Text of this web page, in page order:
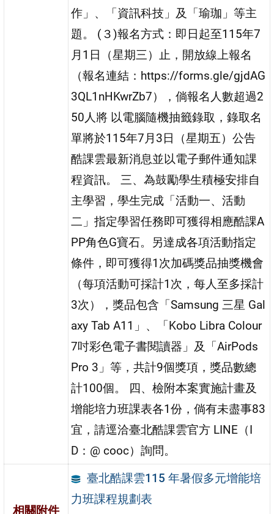
作」、「資訊科技」及「瑜珈」等主
題。 (３)報名方式：即日起至115年7
月1日（星期三）止，開放線上報名
（報名連結：https://forms.gle/gjdAG
3QL1nHKwrZb7），倘報名人數超過2
50人將 以電腦隨機抽籤錄取，錄取名
單將於115年7月3日（星期五）公告
酷課雲最新消息並以電子郵件通知課
程資訊。 三、為鼓勵學生積極安排自
主學習，學生完成「活動一、活動
二」指定學習任務即可獲得相應酷課A
PP角色G寶石。另達成各項活動指定
條件，即可獲得1次加碼獎品抽獎機會
（每項活動可採計1次，每人至多採計
3次），獎品包含「Samsung 三星 Gal
axy Tab A11」、「Kobo Libra Colour
7吋彩色電子書閱讀器」及「AirPods
Pro 3」等，共計9個獎項，獎品數總
計100個。 四、檢附本案實施計畫及
增能培力班課表各1份，倘有未盡事83
宜，請逕洽臺北酷課雲官方 LINE（I
D：@ cooc）詢問。
相關附件
臺北酷課雲115 年暑假多元增能培
力班課程規劃表